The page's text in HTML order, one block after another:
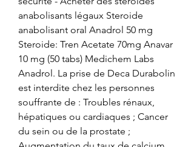
anabolisants légaux Steroide
anabolisant oral Anadrol 50 mg
Steroide: Tren Acetate 70mg Anavar
10 mg (50 tabs) Medichem Labs
Anadrol. La prise de Deca Durabolin
est interdite chez les personnes
souffrante de : Troubles rénaux,
hépatiques ou cardiaques ; Cancer
du sein ou de la prostate ;